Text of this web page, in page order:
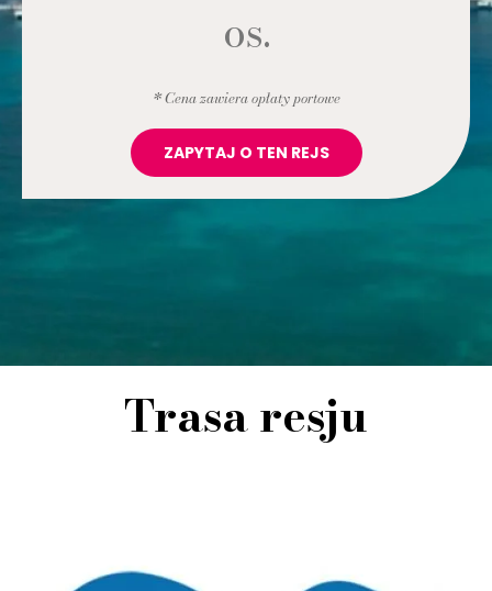
os.
* Cena zawiera opłaty portowe
ZAPYTAJ O TEN REJS
Trasa resju